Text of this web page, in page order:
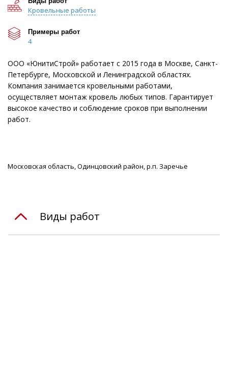
Кровельные работы
Примеры работ
4
ООО «ЮнитиСтрой» работает с 2015 года в Москве, Санкт-
Петербурге, Московской и Ленинградской областях.
Компания занимается кровельными работами,
осуществляет монтаж кровель любых типов. Гарантирует
высокое качество и соблюдение сроков при выполнении
работ.
Московская область, Одинцовский район, р.п. Заречье
Виды работ